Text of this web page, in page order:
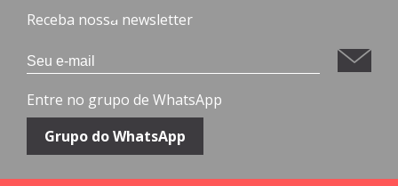
Receba nossa newsletter
Entre no grupo de WhatsApp
Grupo do WhatsApp